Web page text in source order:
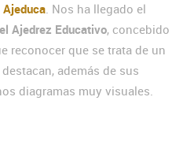
Ajeduca. Nos ha llegado el
Ajedrez Educativo, concebido
reconocer que se trata de un
además de sus
diagramas muy visuales.